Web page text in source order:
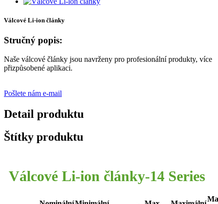
Válcové Li-ion články
Stručný popis:
Naše válcové články jsou navrženy pro profesionální produkty, více
přizpůsobené aplikaci.
Pošlete nám e-mail
Detail produktu
Štítky produktu
Válcové Li-ion články-14 Series